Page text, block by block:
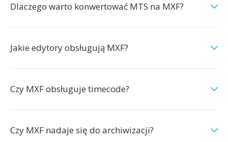
Dlaczego warto konwertować MTS na MXF?
Jakie edytory obsługują MXF?
Czy MXF obsługuje timecode?
Czy MXF nadaje się do archiwizacji?